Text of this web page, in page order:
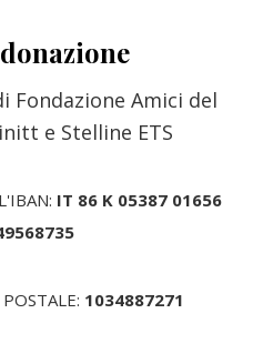
Fondazione Amici del
e Stelline ETS
IT 86 K 05387 01656
1034887271